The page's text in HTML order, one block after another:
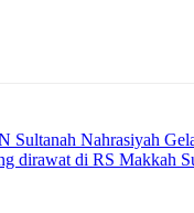
Sultanah Nahrasiyah
dirawat di RS Makkah